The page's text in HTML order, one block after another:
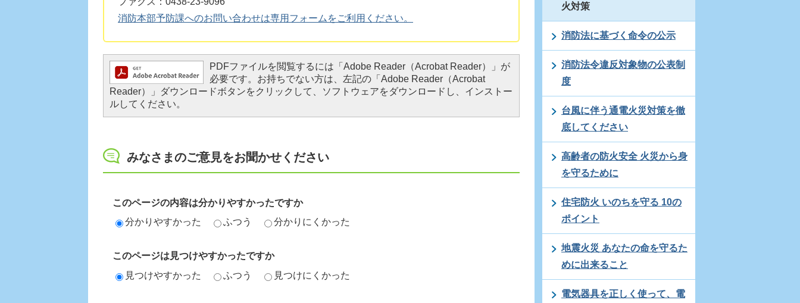
消防本部予防課へのお問い合わせは専用フォームをご利用ください。
PDFファイルを閲覧するには「Adobe Reader（Acrobat Reader）」が
必要です。お持ちでない方は、左記の「Adobe Reader（Acrobat
Reader）」ダウンロードボタンをクリックして、ソフトウェアをダウンロードし、インストー
ルしてください。
みなさまのご意見をお聞かせください
このページの内容は分かりやすかったですか
分かりやすかった
ふつう 分かりにくかった
このページは見つけやすかったですか
見つけやすかった
ふつう 見つけにくかった
火対策
消防法に基づく命令の公示
消防法令違反対象物の公表制
度
台風に伴う通電火災対策を徹
底してください
高齢者の防火安全 火災から身
を守るために
住宅防火 いのちを守る 10の
ポイント
地震火災 あなたの命を守るた
めに出来ること
電気器具を正しく使って、電